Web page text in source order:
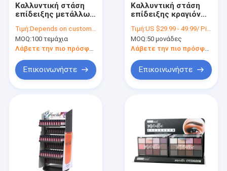
Καλλυντική στάση
επίδειξης μετάλλων
πολωνική στάση
επίδειξης καρφιών
Makeup
Τιμή:Depends on customer's needs
MOQ:100 τεμάχια
Λάβετε την πιο πρόσφατη τιμή
Επικοινωνήστε
Καλλυντική στάση
επίδειξης κραγιόν
καταστημάτων
ομορφιάς στάσεων
επίδειξης
Τιμή:US $29.99 - 49.99/ Piece
MOQ:50 μονάδες
Επικοινωνήστε